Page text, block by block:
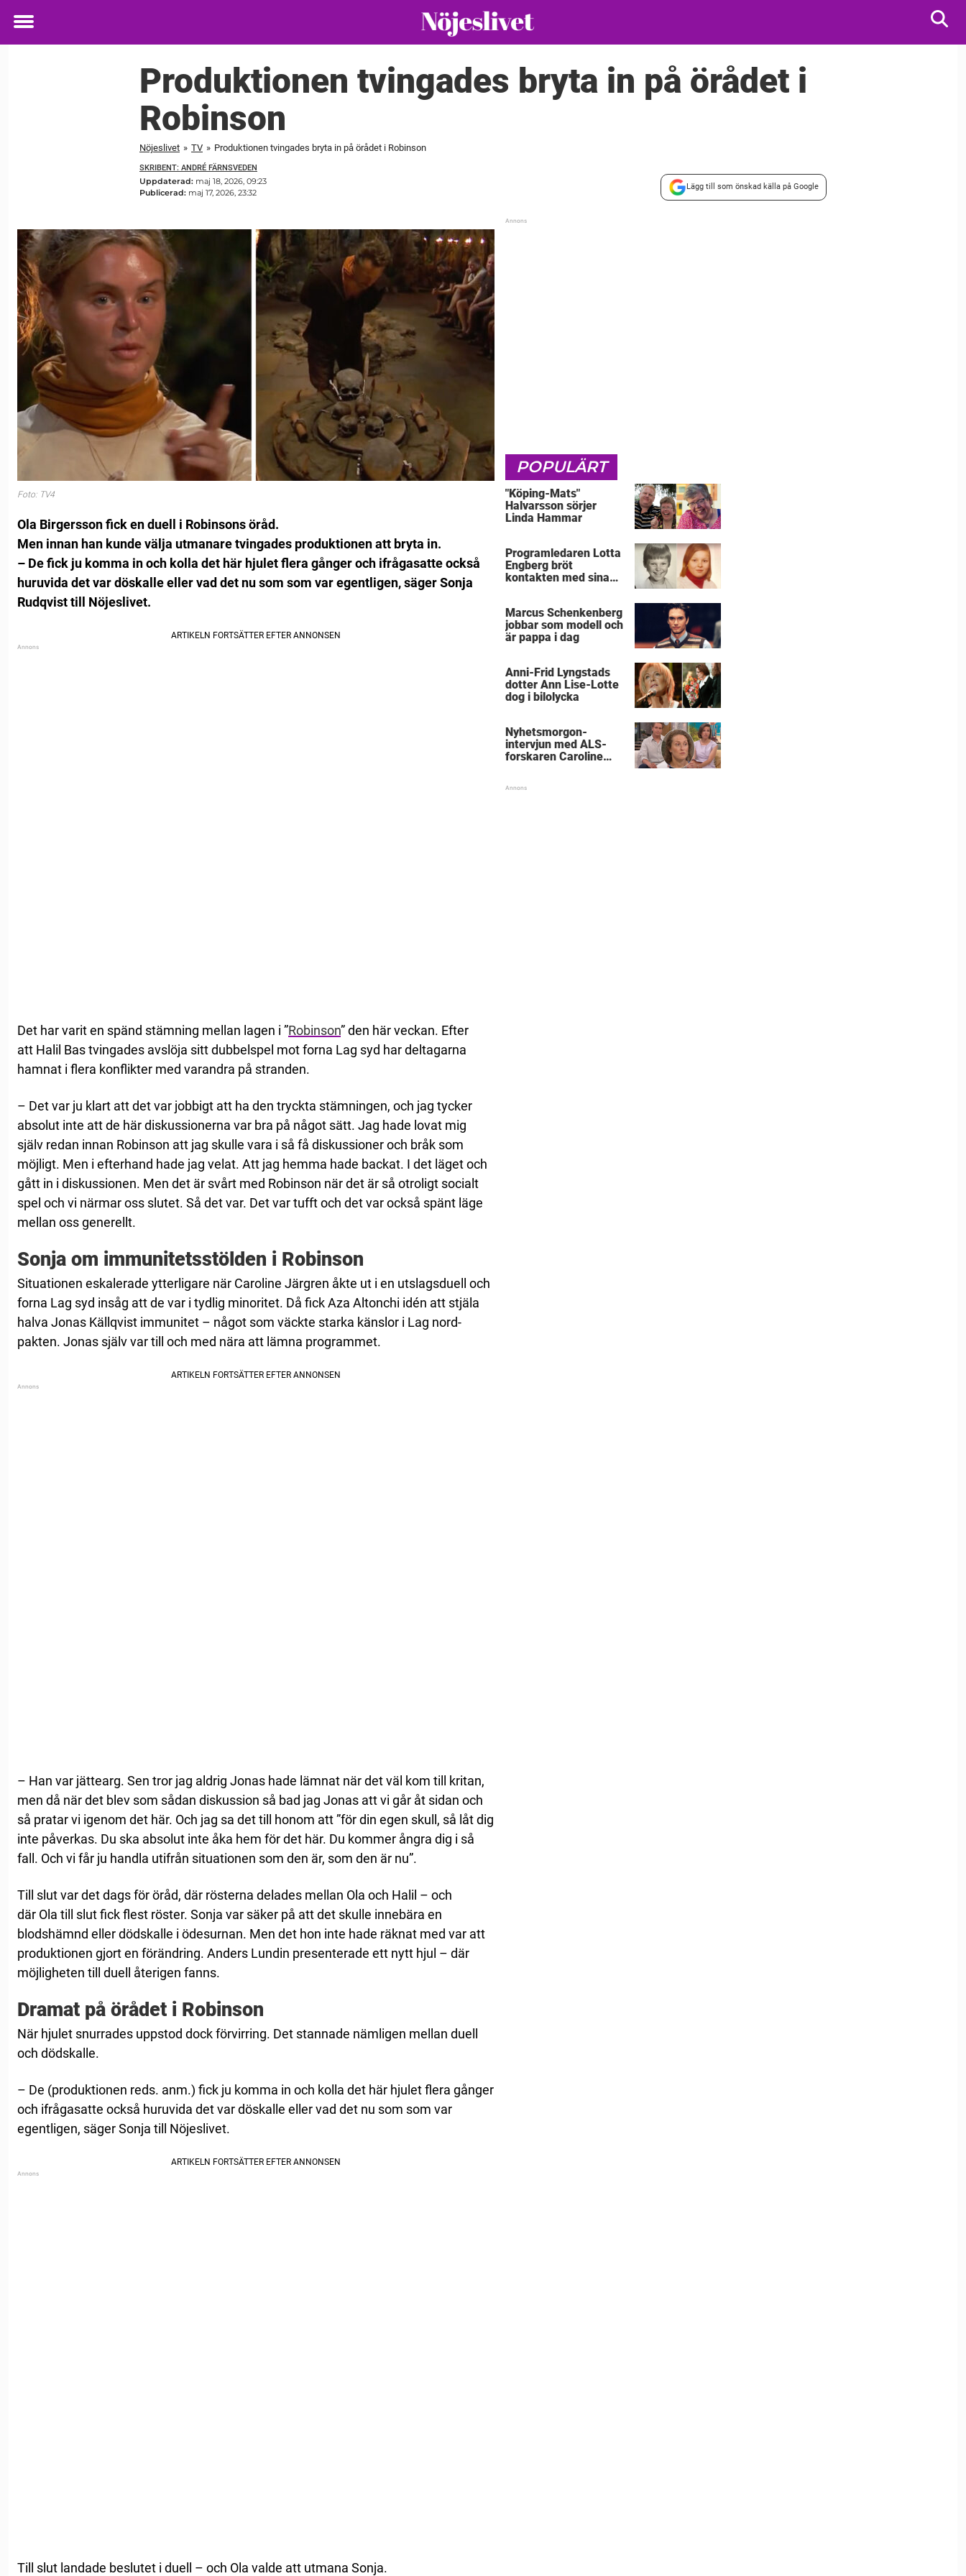
Toggle
Produktionen tvingades bryta in på örådet i
Robinson
Nöjeslivet » TV » Produktionen tvingades bryta in på örådet i Robinson
SKRIBENT: ANDRÉ FÄRNSVEDEN
Uppdaterad: maj 18, 2026, 09:23
Publicerad: maj 17, 2026, 23:32
Lägg till som önskad källa på Google
Foto: TV4
Ola Birgersson fick en duell i Robinsons öråd.
Men innan han kunde välja utmanare tvingades produktionen att bryta in.
– De fick ju komma in och kolla det här hjulet flera gånger och ifrågasatte också
huruvida det var döskalle eller vad det nu som som var egentligen, säger Sonja
Rudqvist till Nöjeslivet.
Det har varit en spänd stämning mellan lagen i ”Robinson” den här veckan. Efter
att Halil Bas tvingades avslöja sitt dubbelspel mot forna Lag syd har deltagarna
hamnat i flera konflikter med varandra på stranden.
– Det var ju klart att det var jobbigt att ha den tryckta stämningen, och jag tycker
absolut inte att de här diskussionerna var bra på något sätt. Jag hade lovat mig
själv redan innan Robinson att jag skulle vara i så få diskussioner och bråk som
möjligt. Men i efterhand hade jag velat. Att jag hemma hade backat. I det läget och
gått in i diskussionen. Men det är svårt med Robinson när det är så otroligt socialt
spel och vi närmar oss slutet. Så det var. Det var tufft och det var också spänt läge
mellan oss generellt.
Sonja om immunitetsstölden i Robinson
Situationen eskalerade ytterligare när Caroline Järgren åkte ut i en utslagsduell och
forna Lag syd insåg att de var i tydlig minoritet. Då fick Aza Altonchi idén att stjäla
halva Jonas Källqvist immunitet – något som väckte starka känslor i Lag nord-
pakten. Jonas själv var till och med nära att lämna programmet.
– Han var jättearg. Sen tror jag aldrig Jonas hade lämnat när det väl kom till kritan,
men då när det blev som sådan diskussion så bad jag Jonas att vi går åt sidan och
så pratar vi igenom det här. Och jag sa det till honom att ”för din egen skull, så låt dig
inte påverkas. Du ska absolut inte åka hem för det här. Du kommer ångra dig i så
fall. Och vi får ju handla utifrån situationen som den är, som den är nu”.
Till slut var det dags för öråd, där rösterna delades mellan Ola och Halil – och
där Ola till slut fick flest röster. Sonja var säker på att det skulle innebära en
blodshämnd eller dödskalle i ödesurnan. Men det hon inte hade räknat med var att
produktionen gjort en förändring. Anders Lundin presenterade ett nytt hjul – där
möjligheten till duell återigen fanns.
Dramat på örådet i Robinson
När hjulet snurrades uppstod dock förvirring. Det stannade nämligen mellan duell
och dödskalle.
– De (produktionen reds. anm.) fick ju komma in och kolla det här hjulet flera gånger
och ifrågasatte också huruvida det var döskalle eller vad det nu som som var
egentligen, säger Sonja till Nöjeslivet.
Till slut landade beslutet i duell – och Ola valde att utmana Sonja.
POPULÄRT
"Köping-Mats"
Halvarsson sörjer
Linda Hammar
Programledaren Lotta
Engberg bröt
kontakten med sina
Marcus Schenkenberg
jobbar som modell och
är pappa i dag
Anni-Frid Lyngstads
dotter Ann Lise-Lotte
dog i bilolycka
Nyhetsmorgon-
intervjun med ALS-
forskaren Caroline